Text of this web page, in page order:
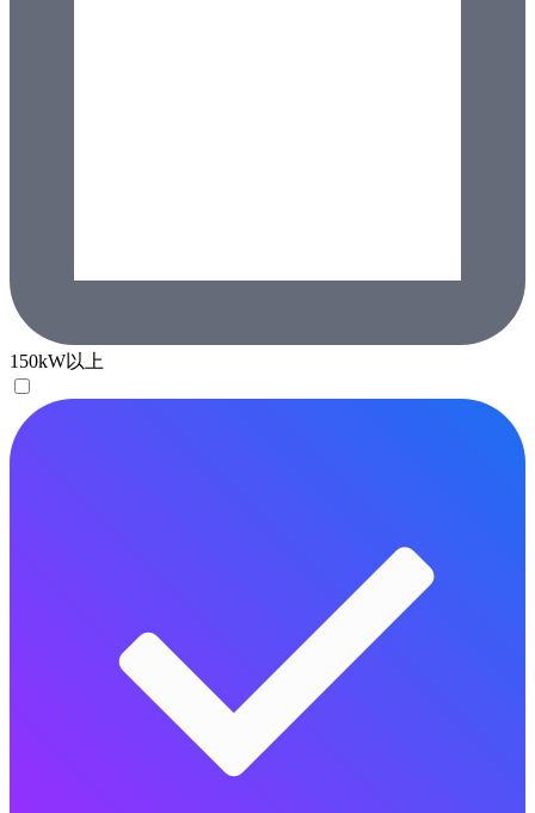
150kW以上